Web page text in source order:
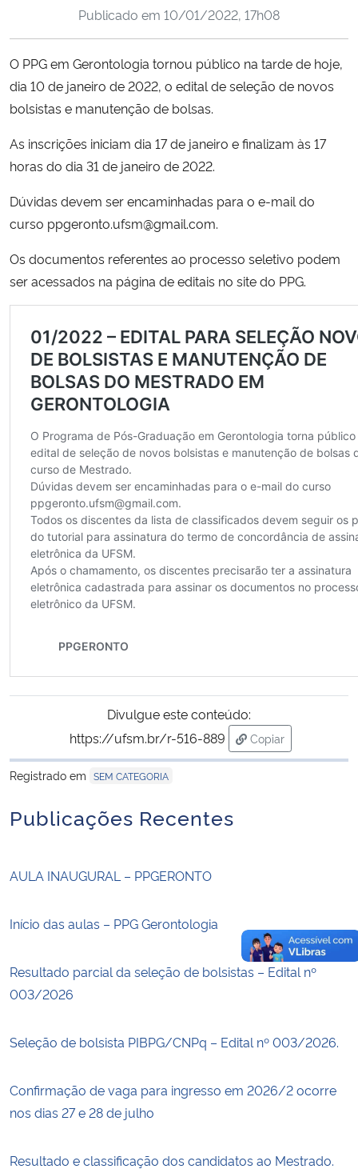
Ministério da Cidadania
Ministério de Minas e Energia
Ministério da Ciência, Tecnologia, Inovações e Comunicações
Ministério do Turismo
Ministério do Desenvolvimento Regional
Controladoria-Geral da União
Ministério da Mulher, da Família e dos Direitos Humanos
Secretaria-Geral
Secretaria de Governo
Gabinete de Segurança Institucional
Advocacia-Geral da União
Banco Central do Brasil
Planalto
Publicado em 10/01/2022, 17h08
O PPG em Gerontologia tornou público na tarde de hoje,
dia 10 de janeiro de 2022, o edital de seleção de novos
bolsistas e manutenção de bolsas.
As inscrições iniciam dia 17 de janeiro e finalizam às 17
horas do dia 31 de janeiro de 2022.
Dúvidas devem ser encaminhadas para o e-mail do
curso ppgeronto.ufsm@gmail.com.
Os documentos referentes ao processo seletivo podem
ser acessados na página de editais no site do PPG.
Divulgue este conteúdo:
https://ufsm.br/r-516-889
Copiar
para área de
Registrado em SEM CATEGORIA
Publicações Recentes
AULA INAUGURAL – PPGERONTO
Início das aulas – PPG Gerontologia
Resultado parcial da seleção de bolsistas – Edital nº
003/2026
Seleção de bolsista PIBPG/CNPq – Edital nº 003/2026.
Confirmação de vaga para ingresso em 2026/2 ocorre
nos dias 27 e 28 de julho
Resultado e classificação dos candidatos ao Mestrado.